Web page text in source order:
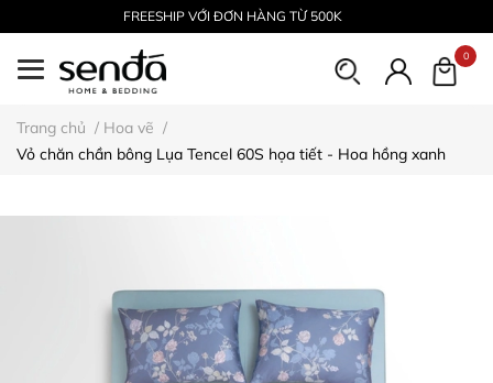
FREESHIP VỚI ĐƠN HÀNG TỪ 500K
0
Trang chủ / Hoa vẽ /
Vỏ chăn chần bông Lụa Tencel 60S họa tiết - Hoa hồng xanh